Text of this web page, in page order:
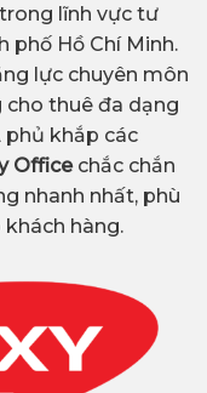
lĩnh vực tư
phố Hồ Chí Minh.
lực chuyên môn
cho thuê đa dạng
phủ khắp các
Office chắc chắn
nhanh nhất, phù
hàng.